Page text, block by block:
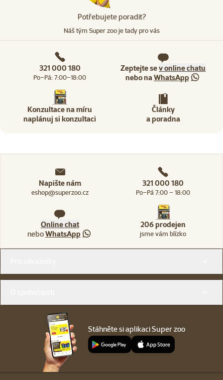
Potřebujete poradit?
Náš tým Super zoo je tady pro vás
321 000 180
Po–Pá: 7:00–18:00
Zeptejte sev online chatu
nebo naWhatsApp
Konzultace na míru
naplánuj si konzultaci
Články
a poradna
Napište nám
eshop@superzoo.cz
321 000 180
Po–Pá 7:00 – 18:00
Online chat
neboWhatsApp
206 prodejen
jsme vám blízko
Stáhněte si aplikaci Super zoo